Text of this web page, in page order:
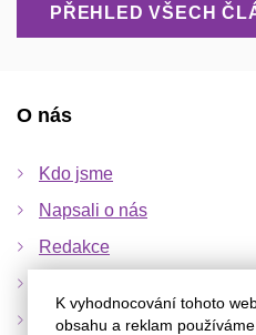
PŘEHLED VŠECH
O nás
Kdo jsme
Napsali o nás
Redakce
Inzerce
K vyhodnocování tohoto
obsahu a reklam